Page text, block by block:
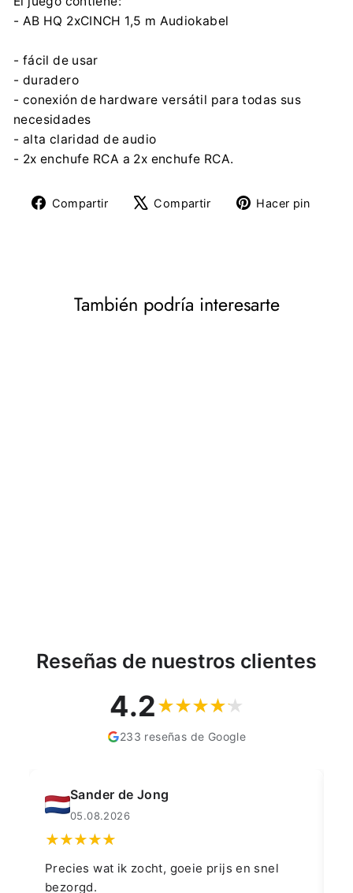
- AB HQ 2xCINCH 1,5 m Audiokabel
- fácil de usar
- duradero
- conexión de hardware versátil para todas sus
necesidades
- alta claridad de audio
- 2x enchufe RCA a 2x enchufe RCA.
Compartir
CompartirCompartir
TuitearHacer pin
También podría interesarte
Reseñas de nuestros clientes
4.2
233 reseñas de Google
Sander de Jong
05.08.2026
Precies wat ik zocht, goeie prijs en snel
bezorgd.